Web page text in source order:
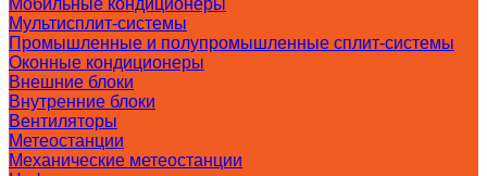
Мобильные кондиционеры
Мультисплит-системы
Промышленные и полупромышленные сплит-системы
Оконные кондиционеры
Внешние блоки
Внутренние блоки
Вентиляторы
Метеостанции
Механические метеостанции